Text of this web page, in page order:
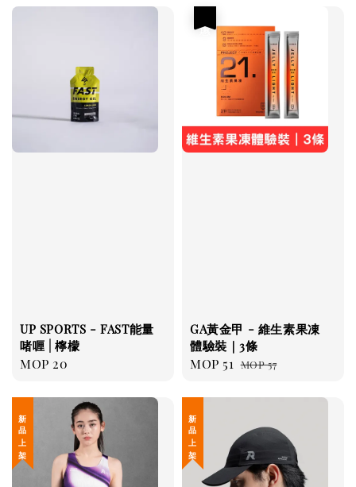
UP SPORTS - FAST能量
啫喱 | 檸檬
Regular
MOP 20
GA黃金甲 - 維生素果凍
體驗裝｜3條
Sale
MOP 51 Regular
MOP 57
新 品 上 架 新 品 上 架